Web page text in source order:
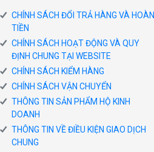
CHÍNH SÁCH ĐỔI TRẢ HÀNG VÀ HOÀN
TIỀN
CHÍNH SÁCH HOẠT ĐỘNG VÀ QUY
ĐỊNH CHUNG TẠI WEBSITE
CHÍNH SÁCH KIỂM HÀNG
CHÍNH SÁCH VẬN CHUYỂN
THÔNG TIN SẢN PHẨM HỘ KINH
DOANH
THÔNG TIN VỀ ĐIỀU KIỆN GIAO DỊCH
CHUNG